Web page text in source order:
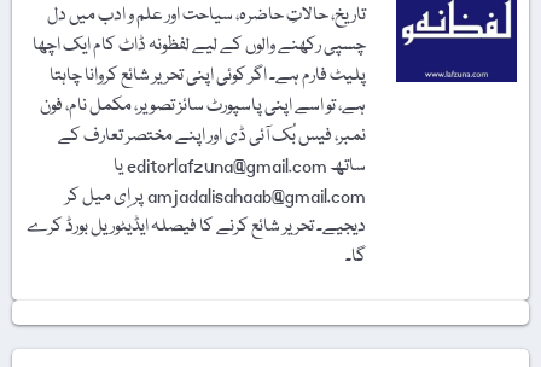
تاریخ، حالاتِ حاضرہ، سیاحت اور علم و ادب میں دل
چسپی رکھنے والوں کے لیے لفظونہ ڈاٹ کام ایک اچھا
پلیٹ فارم ہے۔ اگر کوئی اپنی تحریر شائع کروانا چاہتا
ہے، تو اسے اپنی پاسپورٹ سائز تصویر، مکمل نام، فون
نمبر، فیس بُک آئی ڈی اور اپنے مختصر تعارف کے
ساتھ editorlafzuna@gmail.com یا
amjadalisahaab@gmail.com پر اِی میل کر
دیجیے۔ تحریر شائع کرنے کا فیصلہ ایڈیٹوریل بورڈ کرے
گا۔